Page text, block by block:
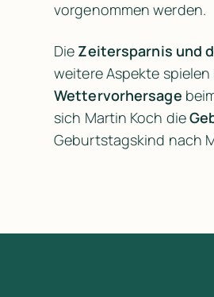
vorgenommen werden.
Die Zeitersparnis und
Wettervorhersage
sich Martin Koch die
Geburtstagskind nach